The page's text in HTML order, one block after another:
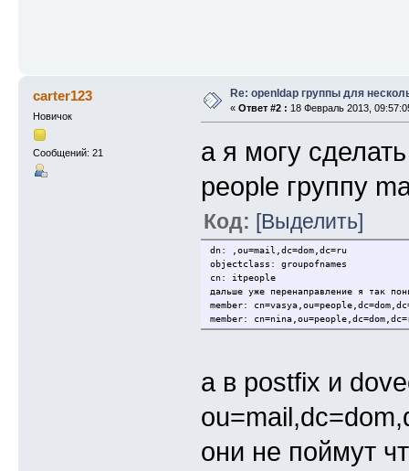
carter123
Новичок
Сообщений: 21
Re: openldap группы для
« Ответ #2 : 18 Февраль 2013,
а я могу
people группу
Код: [Выделить]
dn: ,ou=mail,dc=dom,dc=ru
objectclass: groupofnames
cn: itpeople
дальше уже перенаправление я так
member:
member:
а в postfix и
они не поймут